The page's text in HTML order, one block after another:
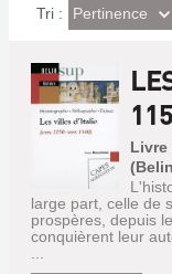
Tri : (Effet
imédiat)
Pertinence
Livre
large part, celle de
prospères, depuis
conquièrent leur